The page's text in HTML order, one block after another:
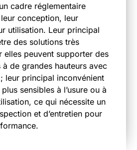
cadre réglementaire
conception, leur
utilisation. Leur principal
des solutions très
elles peuvent supporter des
à de grandes hauteurs avec
leur principal inconvénient
sensibles à l’usure ou à
ce qui nécessite un
et d’entretien pour